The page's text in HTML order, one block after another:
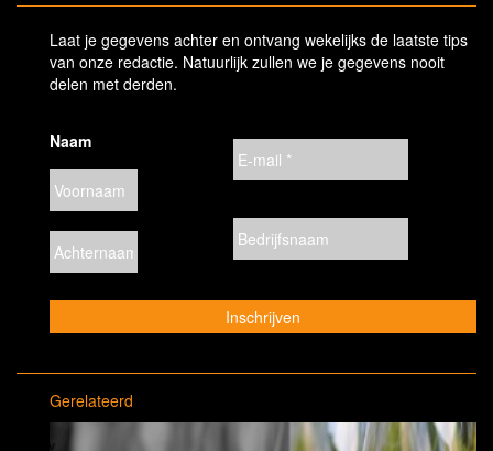
Laat je gegevens achter en ontvang wekelijks de laatste tips
van onze redactie. Natuurlijk zullen we je gegevens nooit
delen met derden.
Naam
Gerelateerd